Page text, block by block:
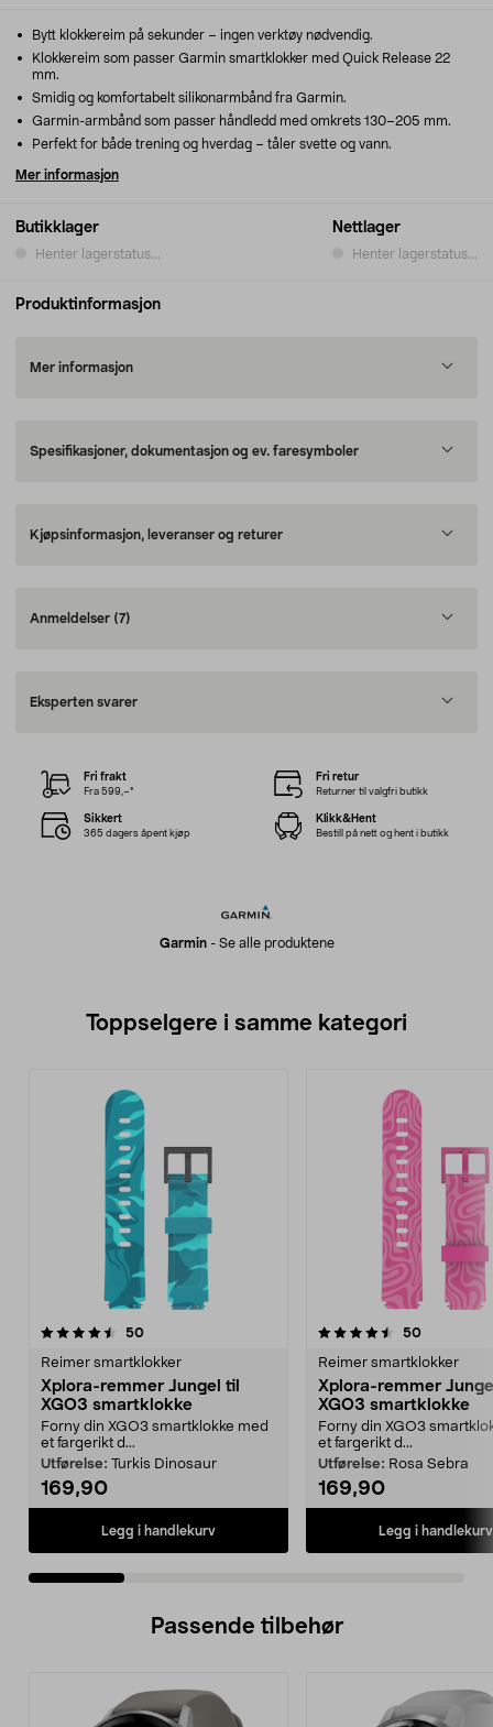
Butikklager
Henter lagerstatus...
Nettlager
Henter lagerstatus...
Bytt klokkereim på sekunder – ingen verktøy nødvendig.
Klokkereim som passer Garmin smartklokker med Quick Release 22
mm.
Smidig og komfortabelt silikonarmbånd fra Garmin.
Garmin-armbånd som passer håndledd med omkrets 130–205 mm.
Perfekt for både trening og hverdag – tåler svette og vann.
Mer informasjon
Produktinformasjon
Mer informasjon
Spesifikasjoner, dokumentasjon og ev. faresymboler
Kjøpsinformasjon, leveranser og returer
Anmeldelser (7)
Eksperten svarer
Garmin- Se alle produktene
Fri frakt
Fra 599,–*
Fri retur
Returner til valgfri butikk
Sikkert
365 dagers åpent kjøp
Klikk&Hent
Bestill på nett og hent i butikk
Toppselgere i samme kategori
50anmeldelser
Reimer smartklokker
Xplora-remmer Jungel til
XGO3 smartklokke
Forny din XGO3 smartklokke med
et fargerikt d...
Utførelse: Turkis Dinosaur
169,90
Legg i handlekurv
4.5 av 5 stjerner 50
Reimer smartklokker
Xplora-remmer
XGO3 smartklokke
Forny din XGO3
et fargerikt d...
Utførelse: Rosa Sebra
169,90
Legg i handlekurv
5.0 av 5 stjerner
Passende tilbehør